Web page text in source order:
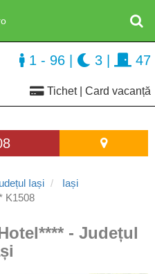
Iași
Iași
K1508
- Județul
Tichet | Card vacanță
1 - 96 3 47